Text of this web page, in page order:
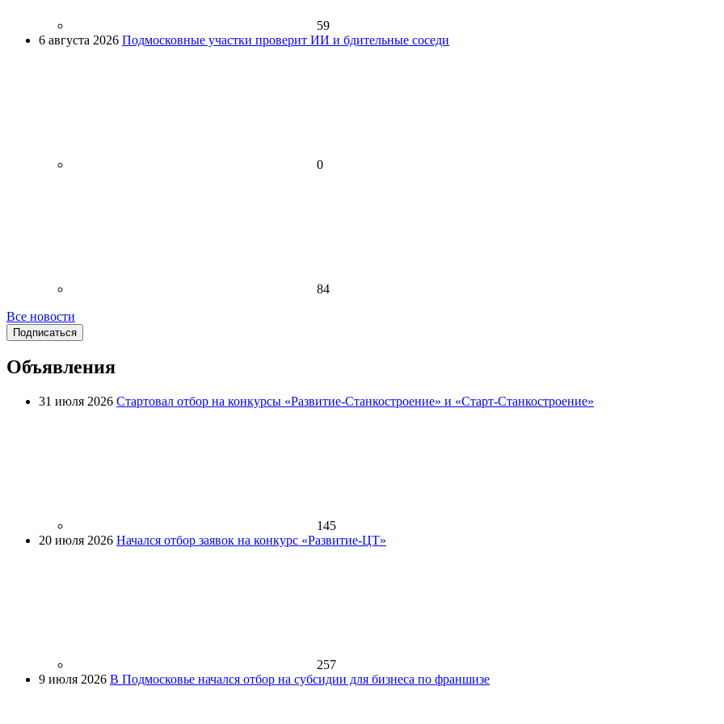
59
6 августа 2026 Подмосковные участки проверит ИИ и бдительные соседи
0
84
Все новости
Подписаться
Объявления
31 июля 2026 Стартовал отбор на конкурсы «Развитие-Станкостроение» и «Старт-Станкостроение»
145
20 июля 2026 Начался отбор заявок на конкурс «Развитие-ЦТ»
257
9 июля 2026 В Подмосковье начался отбор на субсидии для бизнеса по франшизе